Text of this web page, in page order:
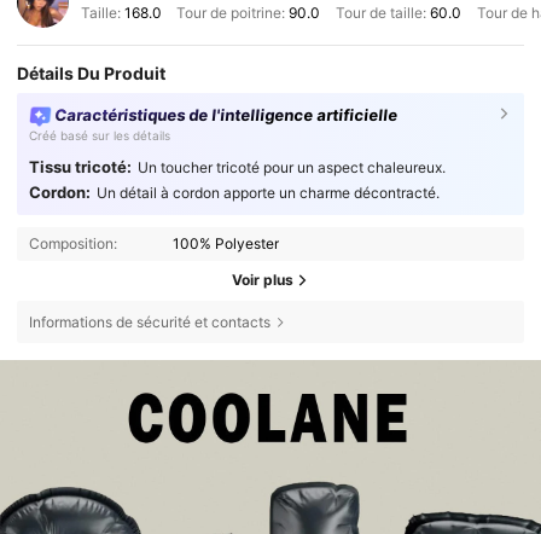
Taille: 168.0 Tour de poitrine:90.0 Tour de taille: 60.0 Tour de
Détails Du Produit
Caractéristiques de l'intelligence artificielle
Créé basé sur les détails
Tissu tricoté: Un toucher tricoté pour un aspect chaleureux.
Cordon: Un détail à cordon apporte un charme décontracté.
Composition: 100% Polyester
Voir plus
Informations de sécurité et contacts